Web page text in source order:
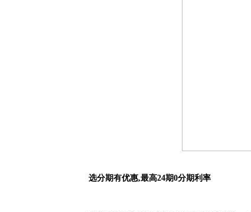
选分期有优惠,最高24期0分期利率